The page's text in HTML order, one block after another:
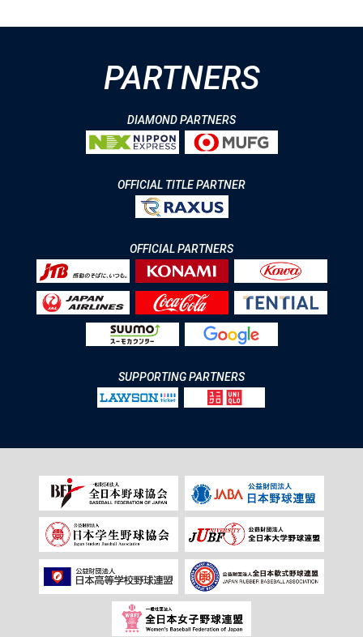
PARTNERS
DIAMOND PARTNERS
OFFICIAL TITLE PARTNER
OFFICIAL PARTNERS
SUPPORTING PARTNERS